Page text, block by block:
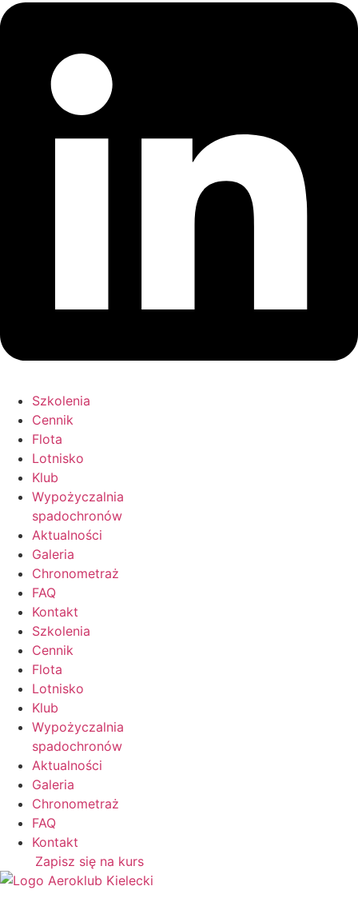
Szkolenia
Cennik
Flota
Lotnisko
Klub
Wypożyczalnia
spadochronów
Aktualności
Galeria
Chronometraż
FAQ
Kontakt
Szkolenia
Cennik
Flota
Lotnisko
Klub
Wypożyczalnia
spadochronów
Aktualności
Galeria
Chronometraż
FAQ
Kontakt
Zapisz się na kurs